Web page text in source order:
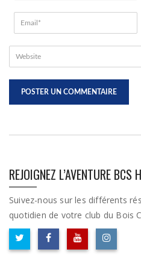
REJOIGNEZ L’AVENTURE BCS
Suivez-nous sur les différents
quotidien de votre club du Bois